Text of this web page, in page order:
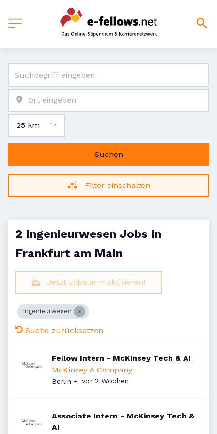
Suchen
Filter einschalten
2 Ingenieurwesen Jobs in
Frankfurt am Main
Jetzt Jobalarm aktivieren!
Ingenieurwesen
Suche zurücksetzen
Fellow Intern - McKinsey Tech & AI
McKinsey & Company
Berlin + Veröffentlicht:
vor 2 Wochen
Associate Intern - McKinsey Tech &
AI